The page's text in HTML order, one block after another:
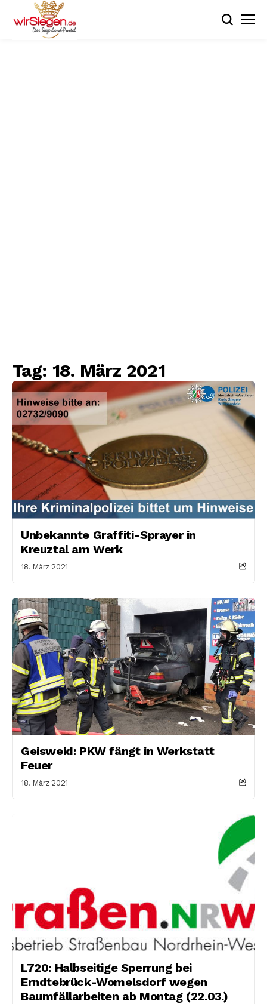
Tag: 18. März 2021
Unbekannte Graffiti-Sprayer in
Kreuztal am Werk
18. März 2021
Geisweid: PKW fängt in Werkstatt
Feuer
18. März 2021
L720: Halbseitige Sperrung bei
Erndtebrück-Womelsdorf wegen
Baumfällarbeiten ab Montag (22.03.)